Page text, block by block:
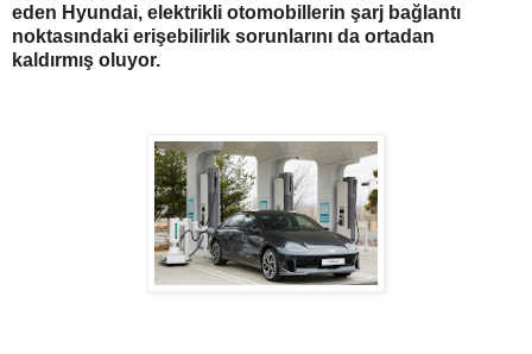
eden Hyundai, elektrikli otomobillerin şarj bağlantı
noktasındaki erişebilirlik sorunlarını da ortadan
kaldırmış oluyor.